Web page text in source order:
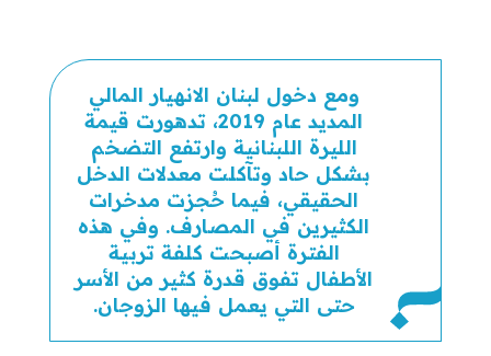
ومع دخول لبنان الانهيار المالي
المديد عام 2019، تدهورت قيمة
الليرة اللبنانية وارتفع التضخم
بشكل حاد وتآكلت معدلات الدخل
الحقيقي، فيما حُجزت مدخرات
الكثيرين في المصارف. وفي هذه
الفترة أصبحت كلفة تربية
الأطفال تفوق قدرة كثير من الأسر
حتى التي يعمل فيها الزوجان.